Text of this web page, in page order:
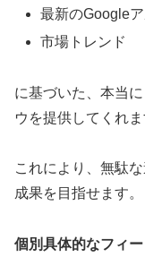
最新のGoogle
市場トレンド
に基づいた、本当
ウを提供してくれま
これにより、無駄
成果を目指せます。
個別具体的なフィ